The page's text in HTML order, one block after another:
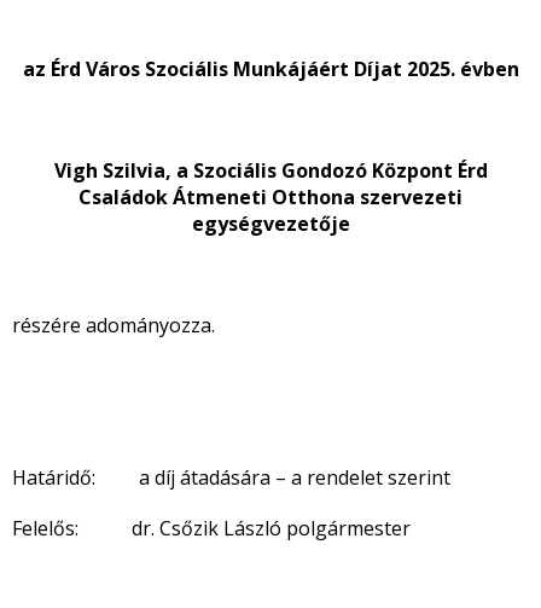
az Érd Város Szociális Munkájáért Díjat 2025. évben
Vigh Szilvia, a Szociális Gondozó Központ Érd
Családok Átmeneti Otthona szervezeti
egységvezetője
részére adományozza.
Határidő: a díj átadására – a rendelet szerint
Felelős:
dr. Csőzik László polgármester